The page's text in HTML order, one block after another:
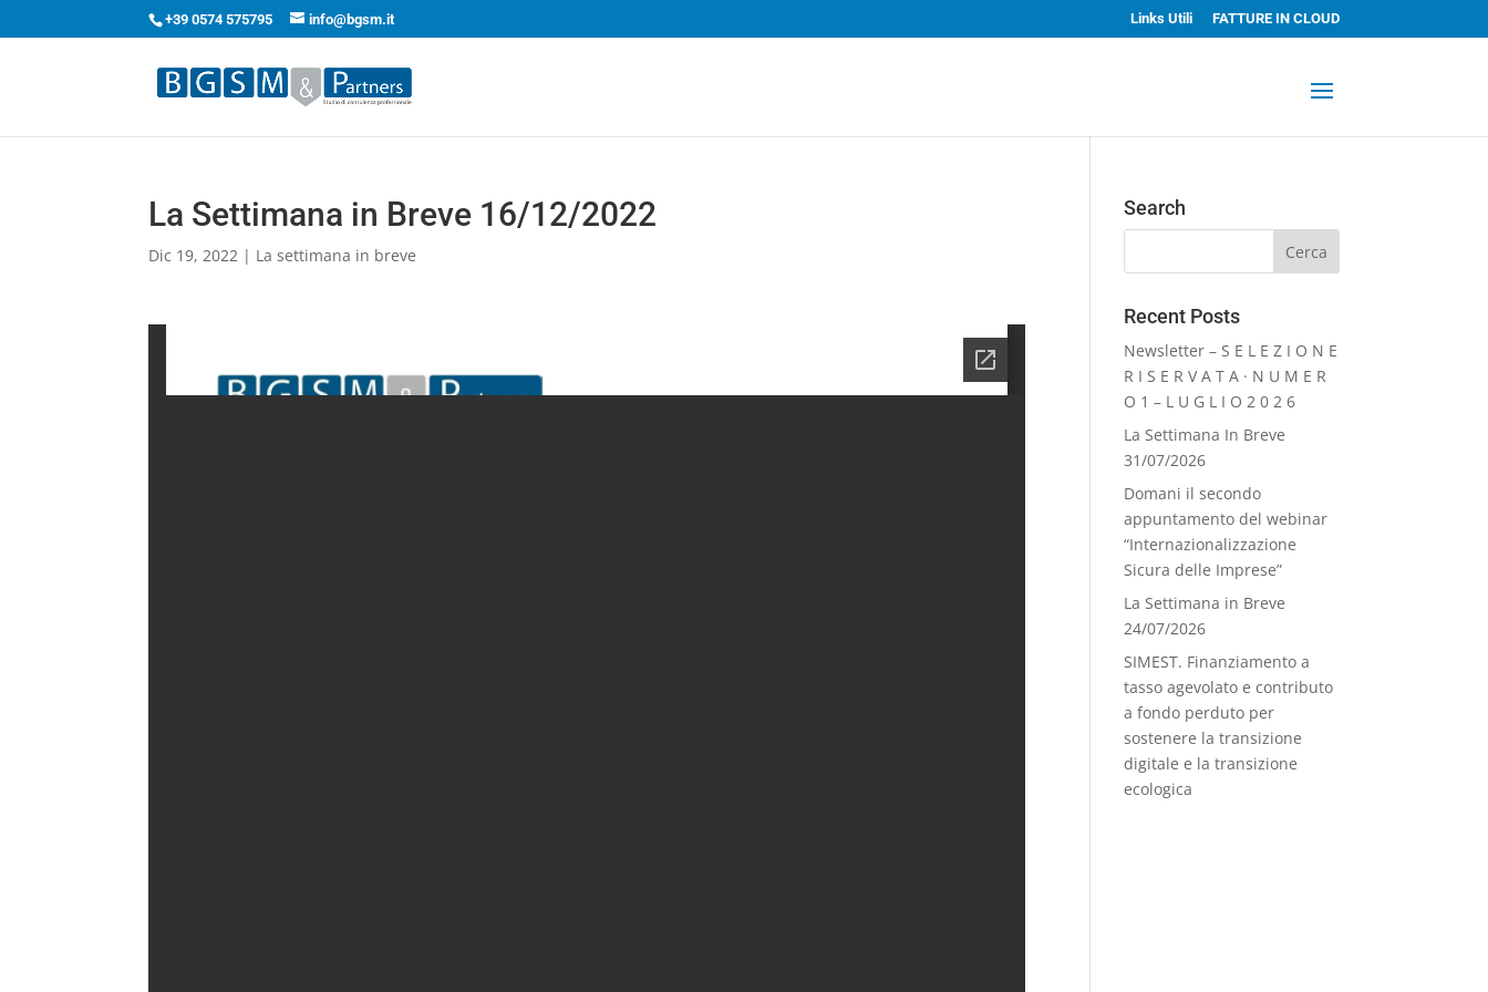
+39 0574 575795 info@bgsm.it Links Utili FATTURE IN CLOUD
La Settimana in Breve 16/12/2022
Dic 19, 2022 | La settimana in breve
Search
Recent Posts
Newsletter – S E L E Z I O N E
R I S E R V A T A · N U M E R
O 1 – L U G L I O 2 0 2 6
La Settimana In Breve
31/07/2026
Domani il secondo
appuntamento del webinar
“Internazionalizzazione
Sicura delle Imprese”
La Settimana in Breve
24/07/2026
SIMEST. Finanziamento a
tasso agevolato e contributo
a fondo perduto per
sostenere la transizione
digitale e la transizione
ecologica